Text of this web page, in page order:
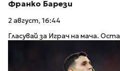
Франко Барези
2 август, 16:44
Гласувай за Играч на мача.